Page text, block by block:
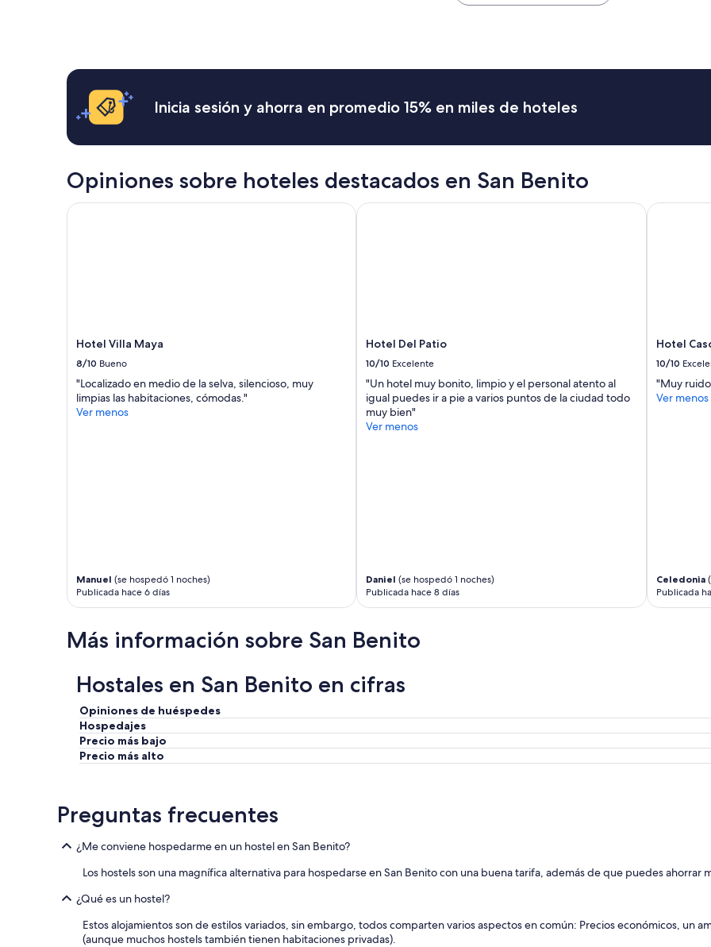
últimas
horas,
con
en
estancia
de
noche
están
sujetos
cambios.
Aplican
términos
Inicia sesión y ahorra en promedio 15% en miles de hoteles
Opiniones sobre hoteles destacados en San Benito
Hotel Villa Maya
8/10 Bueno
"Localizado en medio de la selva, silencioso, muy
limpias las habitaciones, cómodas."
Ver menos
Manuel (se hospedó 1 noches)
Publicada hace 6 días
Hotel Villa Maya
Hotel Del Patio
10/10 Excelente
"Un hotel muy bonito, limpio y el personal atento al
igual puedes ir a pie a varios puntos de la ciudad todo
muy bien"
Ver menos
Daniel (se hospedó 1 noches)
Publicada hace 8 días
Hotel Del Patio
Hotel
10/10
"Muy
Ver menos
Celedonia
Publicada
Hotel
Más información sobre San Benito
Hostales en San Benito en cifras
Opiniones de huéspedes
Hospedajes
Precio más bajo
Precio más alto
Preguntas frecuentes
¿Me conviene hospedarme en un hostel en San Benito?
Los hostels son una magnífica alternativa para hospedarse en San Benito con una buena tarifa, además de que puedes ahorrar
¿Qué es un hostel?
Estos alojamientos son de estilos variados, sin embargo, todos comparten varios aspectos en común: Precios económicos, un
(aunque muchos hostels también tienen habitaciones privadas).